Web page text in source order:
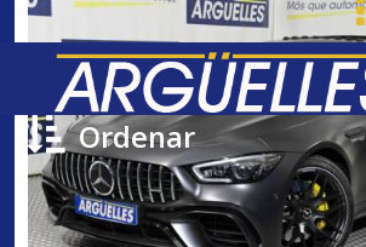
Ordenar